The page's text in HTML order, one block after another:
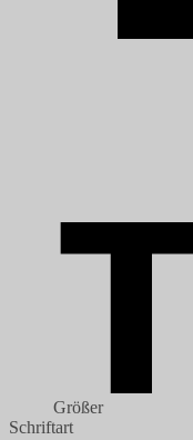
Größer
Schriftart